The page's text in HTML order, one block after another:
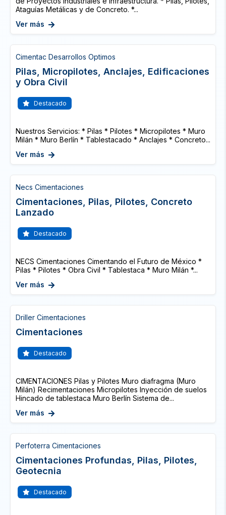
Ataguías Metálicas y de Concreto. *...
Ver más
Cimentac Desarrollos Optimos
Pilas, Micropilotes, Anclajes, Edificaciones
y Obra Civil
Destacado
Nuestros Servicios: * Pilas * Pilotes * Micropilotes * Muro
Milán * Muro Berlín * Tablestacado * Anclajes * Concreto...
Ver más
Necs Cimentaciones
Cimentaciones, Pilas, Pilotes, Concreto
Lanzado
Destacado
NECS Cimentaciones Cimentando el Futuro de México *
Pilas * Pilotes * Obra Civil * Tablestaca * Muro Milán *...
Ver más
Driller Cimentaciones
Cimentaciones
Destacado
CIMENTACIONES Pilas y Pilotes Muro diafragma (Muro
Milán) Recimentaciones Micropilotes Inyección de suelos
Hincado de tablestaca Muro Berlín Sistema de...
Ver más
Perfoterra Cimentaciones
Cimentaciones Profundas, Pilas, Pilotes,
Geotecnia
Destacado